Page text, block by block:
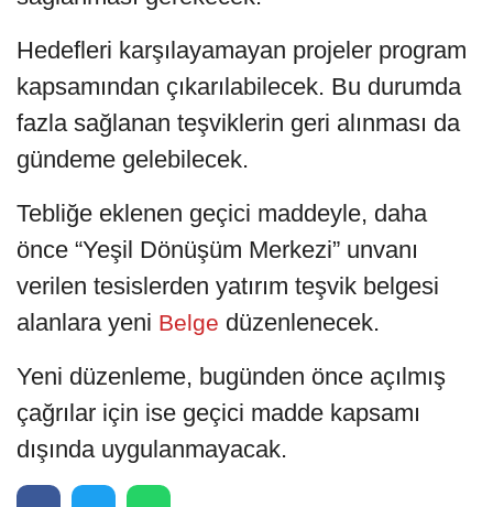
Hedefleri karşılayamayan projeler program
kapsamından çıkarılabilecek. Bu durumda
fazla sağlanan teşviklerin geri alınması da
gündeme gelebilecek.
Tebliğe eklenen geçici maddeyle, daha
önce “Yeşil Dönüşüm Merkezi” unvanı
verilen tesislerden yatırım teşvik belgesi
alanlara yeni Belge düzenlenecek.
Yeni düzenleme, bugünden önce açılmış
çağrılar için ise geçici madde kapsamı
dışında uygulanmayacak.